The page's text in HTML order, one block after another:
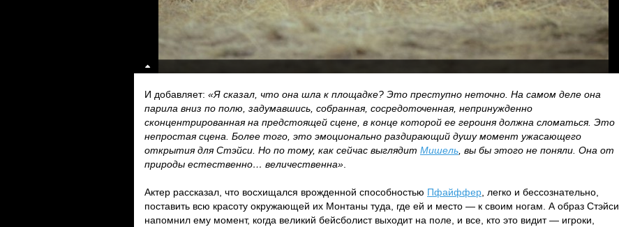
И добавляет: «Я сказал, что она шла к площадке? Это преступно неточно. На самом деле она
парила вниз по полю, задумавшись, собранная, сосредоточенная, непринужденно
сконцентрированная на предстоящей сцене, в конце которой ее героиня должна сломаться. Это
непростая сцена. Более того, это эмоционально раздирающий душу момент ужасающего
открытия для Стэйси. Но по тому, как сейчас выглядит Мишель , вы бы этого не поняли. Она от
природы естественно… величественна»
Актер рассказал, что восхищался врожденной способностью Пфайффер , легко и бессознательно,
поставить всю красоту окружающей их Монтаны туда, где ей и место — к своим ногам. А образ Стэйси
напомнил ему момент, когда великий бейсболист выходит на поле, и все, кто это видит — игроки,